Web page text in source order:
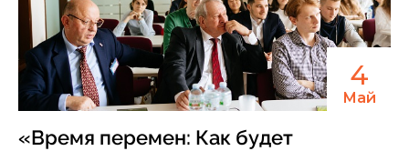
4
Май
«Время перемен: Как будет